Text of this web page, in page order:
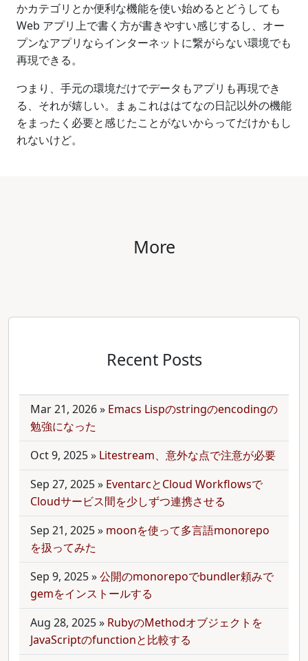
かカテゴリとか便利な機能を使い始めるとどうしても
Web アプリ上で書く方が書きやすい感じするし、オー
プンなアプリならインターネットに繋がらない環境でも
再現できる。
つまり、手元の環境だけでデータもアプリも再現でき
る、それが嬉しい。まぁこれははてなの日記以外の機能
をまったく必要と感じたことがないからってだけかもし
れないけど。
More
Recent Posts
Mar 21, 2026» Emacs Lispのstringのencodingの
勉強になった
Oct 9, 2025» Litestream、意外な点で注意が必要
Sep 27, 2025» EventarcとCloud Workflowsで
Cloudサービス間を少しずつ連携させる
Sep 21, 2025» moonを使って多言語monorepo
を扱ってみた
Sep 9, 2025»公開のmonorepoでbundler頼みで
gemをインストールする
Aug 28, 2025» RubyのMethodオブジェクトを
JavaScriptのfunctionと比較する